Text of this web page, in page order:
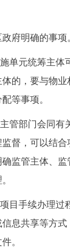
府明确的事项
单元统筹主体
的，要与物业
等事项。
管部门会同有
督，可以结
监管主体、监
目手续办理过
息共享等方
。